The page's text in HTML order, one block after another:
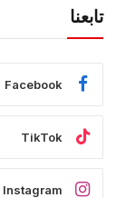
تابعنا
Facebook
TikTok
Instagram